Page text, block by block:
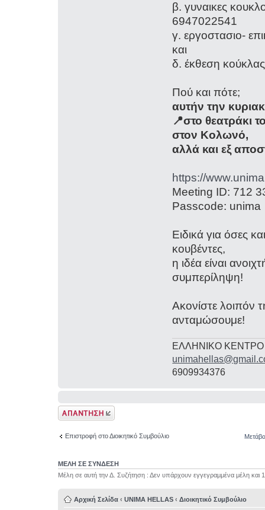
β. γυναικες
6947022541
γ. εργοστασιο-
και
δ. έκθεση
Πού και πότε;
αυτήν την
📍στο θεατράκι
στον Κολωνό,
αλλά και εξ
https://
Meeting ID: 712
Passcode: unima
Ειδικά για όσες
κουβέντες,
η ιδέα είναι
συμπερίληψη!
Ακονίστε λοιπόν
ανταμώσουμε!
ΕΛΛΗΝΙΚΟ
6909934376
Δημιουργία
απάντησης
Επιστροφή στο Διοικητικό Συμβούλιο
ΜΕΛΗ ΣΕ ΣΥΝΔΕΣΗ
Μέλη σε αυτή την Δ. Συζήτηση : Δεν υπάρχουν εγγεγραμμένα μέλη και
Αρχική Σελίδα ‹ UNIMA HELLAS ‹ Διοικητικό Συμβούλιο